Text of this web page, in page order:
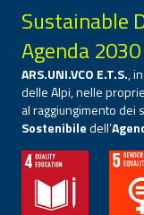
Sustainable
Agenda 2030
ARS.UNI.VCO E.T.S.,
delle Alpi, nelle
al raggiungimento dei
Sostenibiledell’